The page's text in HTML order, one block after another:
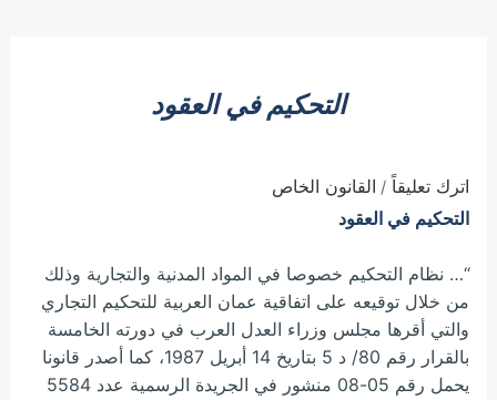
التحكيم في العقود
اترك تعليقاً / القانون الخاص
التحكيم في العقود
“… نظام التحكيم خصوصا في المواد المدنية والتجارية وذلك
من خلال توقيعه على اتفاقية عمان العربية للتحكيم التجاري
والتي أقرها مجلس وزراء العدل العرب في دورته الخامسة
بالقرار رقم 80/ د 5 بتاريخ 14 أبريل 1987، كما أصدر قانونا
يحمل رقم 05-08 منشور في الجريدة الرسمية عدد 5584